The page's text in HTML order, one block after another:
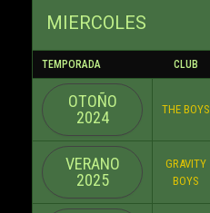
MIERCOLES
TEMPORADA CLUB
OTOÑO
2024
THE BOYS
VERANO
2025
GRAVITY
BOYS